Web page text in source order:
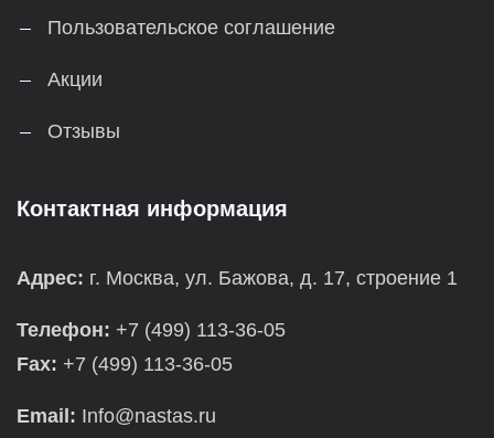
Пользовательское соглашение
Акции
Отзывы
Контактная информация
Адрес: г. Москва, ул. Бажова, д. 17, строение 1
Телефон: +7 (499) 113-36-05
Fax: +7 (499) 113-36-05
Email: Info@nastas.ru